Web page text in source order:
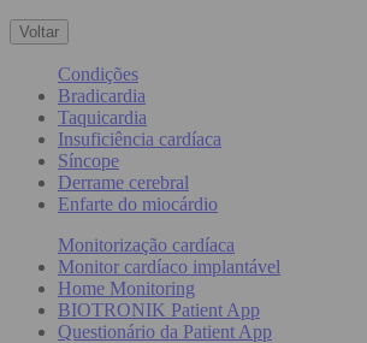
Voltar
Condições
Bradicardia
Taquicardia
Insuficiência cardíaca
Síncope
Derrame cerebral
Enfarte do miocárdio
Monitorização cardíaca
Monitor cardíaco implantável
Home Monitoring
BIOTRONIK Patient App
Questionário da Patient App